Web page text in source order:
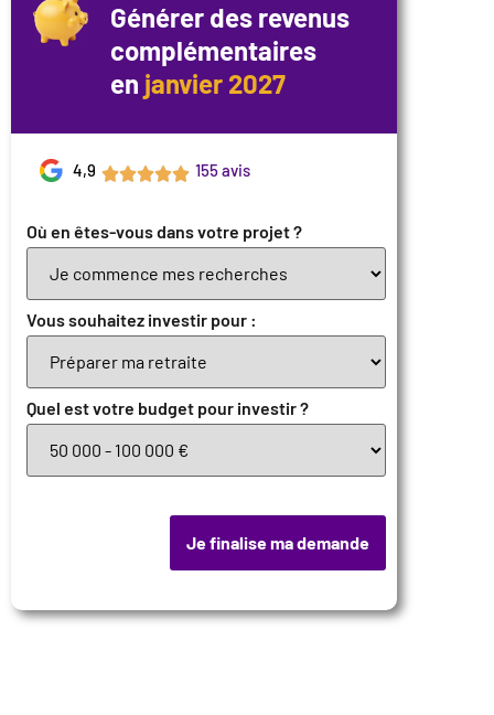
Générer des revenus
complémentaires
en janvier 2027
4,9 155 avis
Où en êtes-vous dans votre projet ?
Vous souhaitez investir pour :
Quel est votre budget pour investir ?
Je finalise ma demande